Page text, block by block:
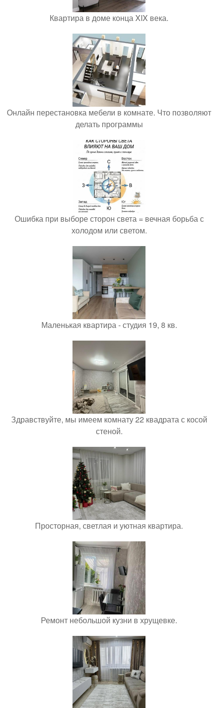
Квартира в доме конца XIX века.
Онлайн перестановка мебели в комнате. Что позволяют
делать программы
Ошибка при выборе сторон света = вечная борьба с
холодом или светом.
Маленькая квартира - студия 19, 8 кв.
Здравствуйте, мы имеем комнату 22 квадрата с косой
стеной.
Просторная, светлая и уютная квартира.
Ремонт небольшой кузни в хрущевке.